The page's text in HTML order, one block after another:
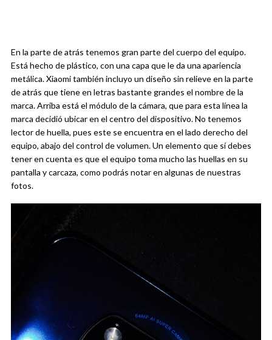
En la parte de atrás tenemos gran parte del cuerpo del equipo.
Está hecho de plástico, con una capa que le da una apariencia
metálica. Xiaomi también incluyo un diseño sin relieve en la parte
de atrás que tiene en letras bastante grandes el nombre de la
marca. Arriba está el módulo de la cámara, que para esta línea la
marca decidió ubicar en el centro del dispositivo. No tenemos
lector de huella, pues este se encuentra en el lado derecho del
equipo, abajo del control de volumen. Un elemento que sí debes
tener en cuenta es que el equipo toma mucho las huellas en su
pantalla y carcaza, como podrás notar en algunas de nuestras
fotos.